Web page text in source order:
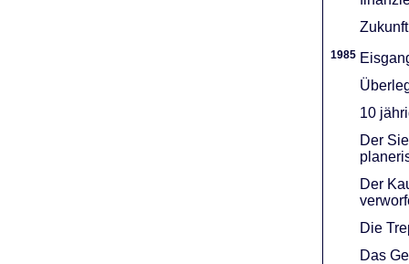
1985
10
Der
Der
Die
Das